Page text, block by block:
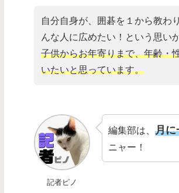
自分自身が、囲碁を１から教わ
んな人に広めたい！という思い
子供からお年寄りまで、年齢・
いたいと思っています。
記者ピノ
編集部は、月に
ニャー！